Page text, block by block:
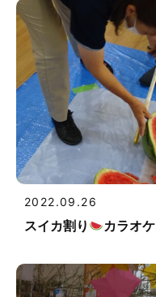
2022.09.26
スイカ割り カラオケ